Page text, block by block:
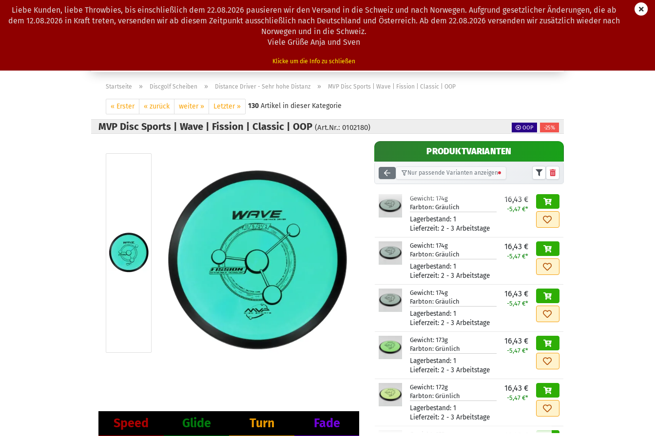
Suche...
Liebe Kunden, liebe Throwbies, bis einschließlich dem 22.08.2026 pausieren wir den Versand in die Schweiz und nach Norwegen. Aufgrund gesetzlicher Änderungen, die ab
dem 12.08.2026 in Kraft treten, versenden wir ab diesem Zeitpunkt ausschließlich nach Deutschland und Österreich. Ab dem 22.08.2026 versenden wir zusätzlich wieder nach
Norwegen und in die Schweiz.
Viele Grüße Anja und Sven
Klicke um die Info zu schließen
AUSRÜSTUNG ZUBEHÖR
Startseite » Discgolf Scheiben » Distance Driver - Sehr hohe Distanz » MVP Disc Sports | Wave | Fission | Classic | OOP
« Erster « zurück weiter » Letzter » 130 Artikel in dieser Kategorie
MVP Disc Sports | Wave | Fission | Classic | OOP (Art.Nr.: 0102180) OOP -25%
Speed Glide Turn Fade
PRODUKTVARIANTEN
Nur passende Varianten anzeigen
Gewicht: 174g
Farbton: Gräulich
Lagerbestand: 1
Lieferzeit: 2 - 3 Arbeitstage
16,43 €
-5,47 €*
Gewicht: 174g
Farbton: Gräulich
Lagerbestand: 1
Lieferzeit: 2 - 3 Arbeitstage
16,43 €
-5,47 €*
Gewicht: 174g
Farbton: Gräulich
Lagerbestand: 1
Lieferzeit: 2 - 3 Arbeitstage
16,43 €
-5,47 €*
Gewicht: 173g
Farbton: Grünlich
Lagerbestand: 1
Lieferzeit: 2 - 3 Arbeitstage
16,43 €
-5,47 €*
Gewicht: 172g
Farbton: Grünlich
Lagerbestand: 1
Lieferzeit: 2 - 3 Arbeitstage
16,43 €
-5,47 €*